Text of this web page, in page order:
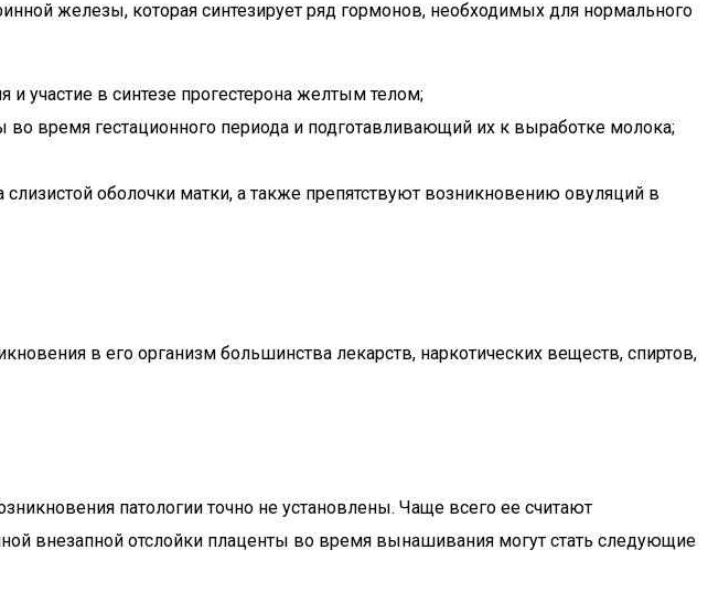
железы, которая синтезирует ряд гормонов, необходимых для нормального
участие в синтезе прогестерона желтым телом;
время гестационного периода и подготавливающий их к выработке молока;
оболочки матки, а также препятствуют возникновению овуляций в
в его организм большинства лекарств, наркотических веществ, спиртов,
патологии точно не установлены. Чаще всего ее считают
внезапной отслойки плаценты во время вынашивания могут стать следующие